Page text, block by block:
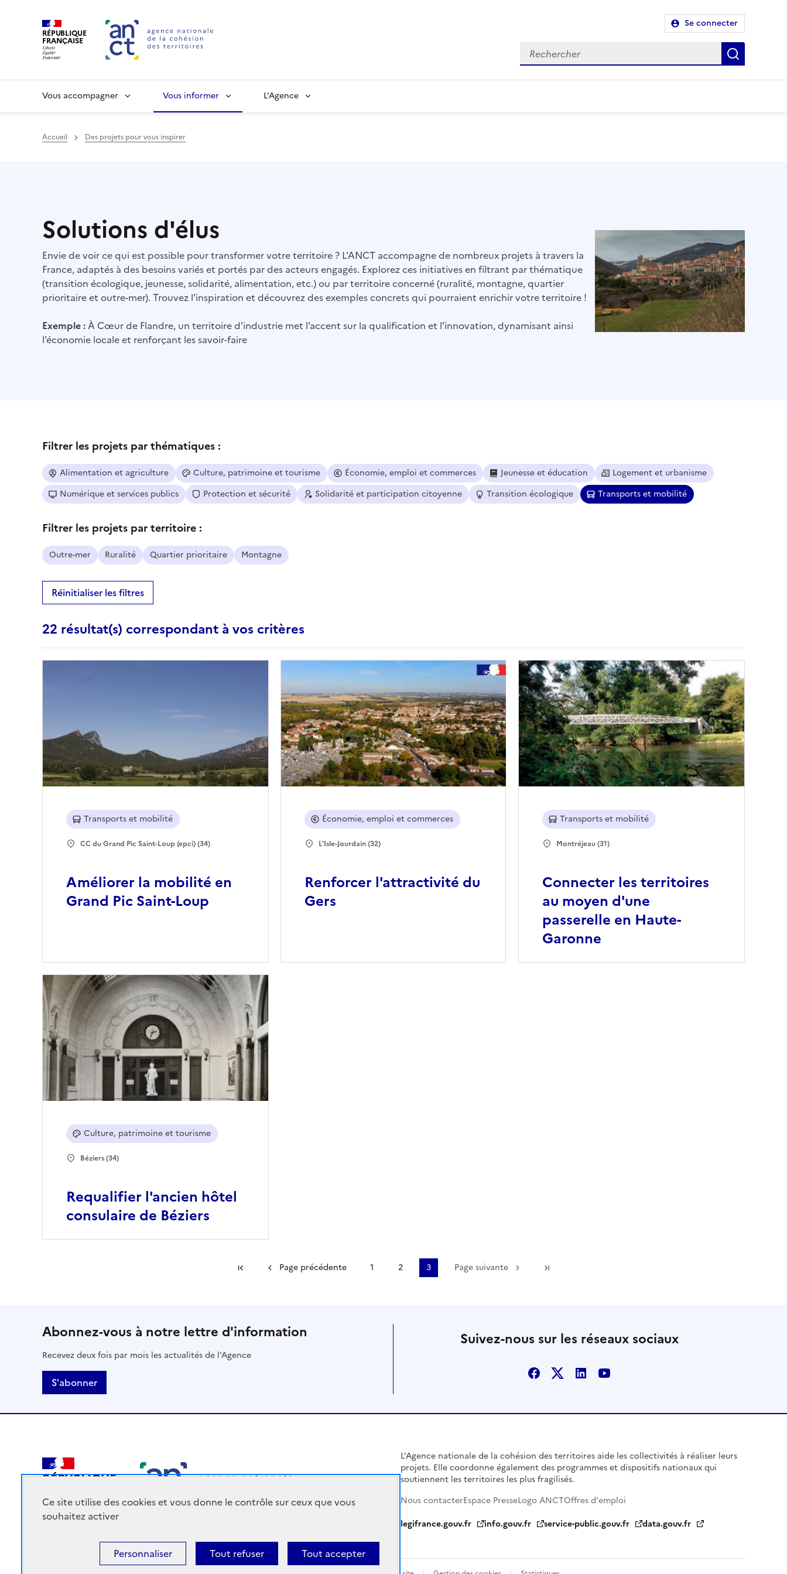
Ce site utilise des cookies et vous donne le contrôle sur ceux que vous
souhaitez activer
Tout accepter
Tout refuser
Personnaliser
RÉPUBLIQUE
FRANÇAISE
Se connecter
Vous accompagner Vous informer L'Agence
Accueil Des projets pour vous inspirer
Solutions d'élus
Envie de voir ce qui est possible pour transformer votre territoire ? L'ANCT accompagne de nombreux projets à travers la
France, adaptés à des besoins variés et portés par des acteurs engagés. Explorez ces initiatives en filtrant par thématique
(transition écologique, jeunesse, solidarité, alimentation, etc.) ou par territoire concerné (ruralité, montagne, quartier
prioritaire et outre-mer). Trouvez l’inspiration et découvrez des exemples concrets qui pourraient enrichir votre territoire !
Exemple :À Cœur de Flandre, un territoire d’industrie met l’accent sur la qualification et l’innovation, dynamisant ainsi
l’économie locale et renforçant les savoir-faire
Filtrer les projets par thématiques :
Alimentation et agriculture Culture, patrimoine et tourisme Économie, emploi et commerces Jeunesse et éducation
Logement et urbanisme
Numérique et services publics
Protection et sécurité Solidarité et participation citoyenne Transition écologique Transports et mobilité
Filtrer les projets par territoire :
Outre-mer Ruralité Quartier prioritaire Montagne
Réinitialiser les filtres
22 résultat(s) correspondant à vos critères
Améliorer la mobilité en
Grand Pic Saint-Loup
Transports et mobilité
CC du Grand Pic Saint-Loup (epci) (34)
Renforcer l'attractivité du
Gers
Économie, emploi et commerces
L'Isle-Jourdain (32)
Connecter les territoires
au moyen d'une
passerelle en Haute-
Garonne
Transports et mobilité
Montréjeau (31)
Requalifier l'ancien hôtel
consulaire de Béziers
Culture, patrimoine et tourisme
Béziers (34)
Première page
Page précédente 1 2 3 Page suivante
Abonnez-vous à notre lettre d'information
Recevez deux fois par mois les actualités de l'Agence
S'abonner
Suivez-nous sur les réseaux sociaux
Facebook
X LinkedinYoutube
RÉPUBLIQUE
L'Agence nationale de la cohésion des territoires aide les collectivités à réaliser leurs
projets. Elle coordonne également des programmes et dispositifs nationaux qui
soutiennent les territoires les plus fragilisés.
Nous contacterEspace PresseLogo ANCTOffres d'emploi
legifrance.gouv.fr
info.gouv.fr service-public.gouv.fr data.gouv.fr